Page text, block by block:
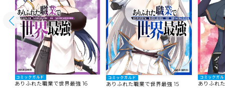
コミックガルド
ありふれた職業で世界最強 16
コミックガルド
ありふれた職業で世界最強 15
コミックガル
ありふれ